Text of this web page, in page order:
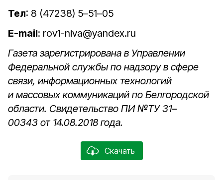
Тел: 8 (47238) 5–51–05
E-mail: rov1-niva@yandex.ru
Газета зарегистрирована в Управлении
Федеральной службы по надзору в сфере
связи, информационных технологий
и массовых коммуникаций по Белгородской
области. Свидетельство ПИ №ТУ 31–
00343 от 14.08.2018 года.
Скачать